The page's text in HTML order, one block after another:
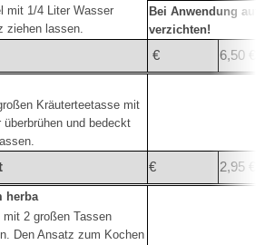
mit 1/4 Liter Wasser
ziehen lassen.
Bei Anwendung auf
verzichten!
€ 6,50 €
Kräuterteetasse mit
überbrühen und bedeckt
€ 2,95 €
herba
2 großen Tassen
Den Ansatz zum Kochen